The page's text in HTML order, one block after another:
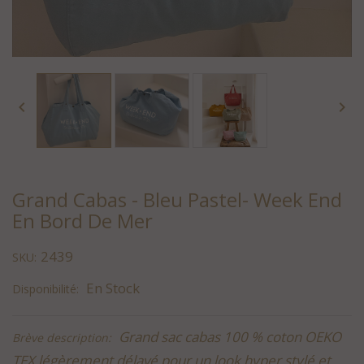
 
Grand Cabas - Bleu Pastel- Week End
En Bord De Mer
SKU: 2439
Disponibilité: En Stock
Brève description: Grand sac cabas 100 % coton OEKO